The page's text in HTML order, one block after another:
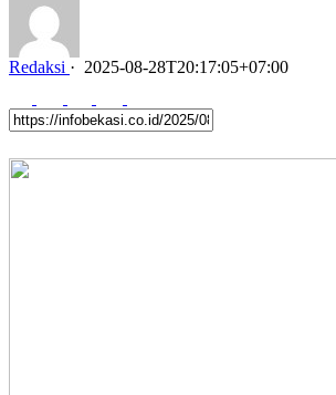
Redaksi · 2025-08-28T20:17:05+07:00